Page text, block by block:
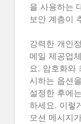
을 사용하는
보안 계층이
강력한 개인
메일 제공업
요. 암호화와
시하는 옵션
설정한 후에
하세요. 이렇
모션 메시지